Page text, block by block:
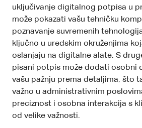
uključivanje digitalnog potpisa u
može pokazati vašu tehničku
poznavanje suvremenih
ključno u uredskim okruženjima
oslanjaju na digitalne alate. S
pisani potpis može dodati osobni
vašu pažnju prema detaljima, što
važno u administrativnim
preciznost i osobna interakcija s
od velike važnosti.